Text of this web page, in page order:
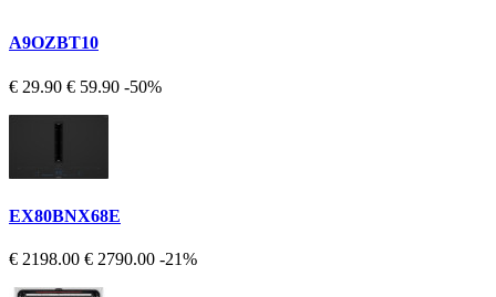
A9OZBT10
€ 29.90 € 59.90 -50%
EX80BNX68E
€ 2198.00 € 2790.00 -21%